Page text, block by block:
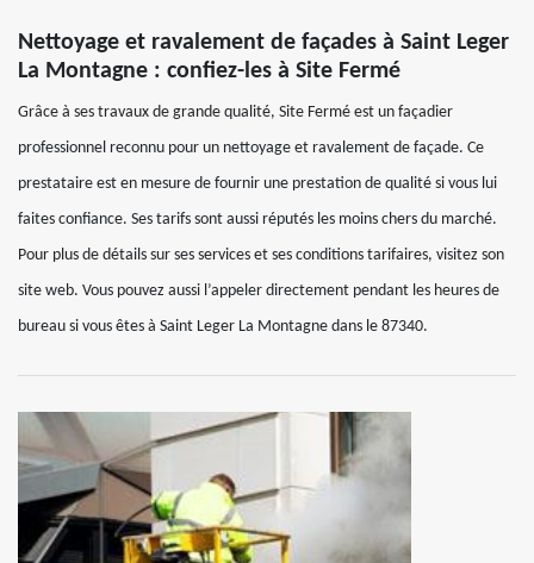
Nettoyage et ravalement de façades à Saint Leger
La Montagne : confiez-les à Site Fermé
Grâce à ses travaux de grande qualité, Site Fermé est un façadier
professionnel reconnu pour un nettoyage et ravalement de façade. Ce
prestataire est en mesure de fournir une prestation de qualité si vous lui
faites confiance. Ses tarifs sont aussi réputés les moins chers du marché.
Pour plus de détails sur ses services et ses conditions tarifaires, visitez son
site web. Vous pouvez aussi l’appeler directement pendant les heures de
bureau si vous êtes à Saint Leger La Montagne dans le 87340.